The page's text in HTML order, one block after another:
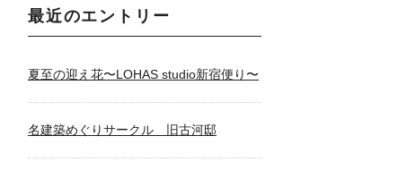
最近のエントリー
夏至の迎え花〜LOHAS studio新宿便り〜
名建築めぐりサークル 旧古河邸